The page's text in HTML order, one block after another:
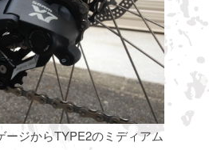
ージからTYPE2のミディアム